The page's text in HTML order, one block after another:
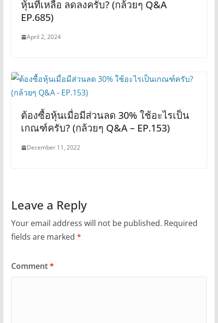
หุ้นที่เหลือ ลดลงครับ? (กล้วยๆ Q&A
EP.685)
April 2, 2024
ต้องซื้อหุ้นเมื่อมีส่วนลด 30% ใช้อะไรเป็น
เกณฑ์ครับ? (กล้วยๆ Q&A – EP.153)
December 11, 2022
Leave a Reply
Your email address will not be published. Required
fields are marked *
Comment*